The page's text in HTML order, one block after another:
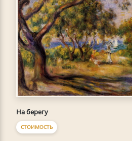
На берегу
СТОИМОСТЬ